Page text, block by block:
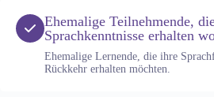
Ehemalige Teilnehmende,
Sprachkenntnisse erhalten
Ehemalige Lernende, die ihre
Rückkehr erhalten möchten.